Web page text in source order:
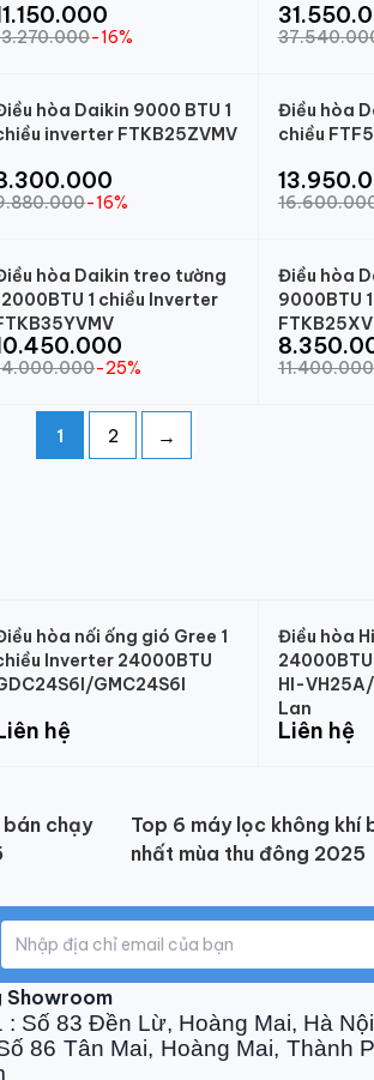
-16%
hòa Daikin 9000 BTU 1
inverter FTKB25ZVMV
-16%
Điều hòa
chiều
hòa Daikin treo tường
1 chiều Inverter
-25%
Điều hòa
9000BTU
11.400.000
1 2 →
hòa nối ống gió Gree 1
Inverter 24000BTU
GMC24S6I
hệ
Điều hòa
HI-
Lan
Liên hệ
bán chạy
Top 6 máy lọc không khí
nhất mùa thu đông 2025
Showroom
: Số 83 Đền Lừ, Hoàng Mai, Hà Nội
86 Tân Mai, Hoàng Mai, Thành